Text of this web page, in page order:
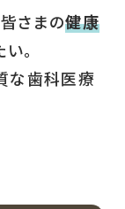
さまの健康
。
な歯科医療